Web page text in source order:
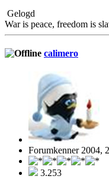
Gelogd
War is peace, freedom is
calimero
Forumkenner 2004,
3.253